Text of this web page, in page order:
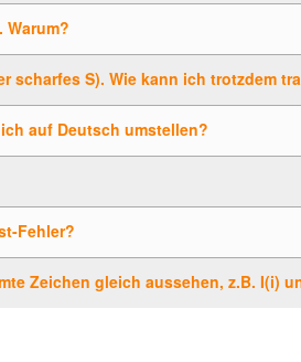
Warum?
scharfes S). Wie kann ich trotzdem
auf Deutsch umstellen?
Fehler?
Zeichen gleich aussehen, z.B. I(i)